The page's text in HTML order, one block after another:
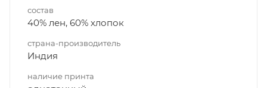
состав
40% лен, 60% хлопок
страна-производитель
Индия
наличие принта